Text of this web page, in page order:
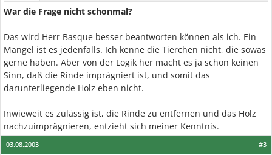
War die Frage nicht schonmal?
Das wird Herr Basque besser beantworten können als ich. Ein
Mangel ist es jedenfalls. Ich kenne die Tierchen nicht, die sowas
gerne haben. Aber von der Logik her macht es ja schon keinen
Sinn, daß die Rinde imprägniert ist, und somit das
darunterliegende Holz eben nicht.
Inwieweit es zulässig ist, die Rinde zu entfernen und das Holz
nachzuimprägnieren, entzieht sich meiner Kenntnis.
#3
03.08.2003